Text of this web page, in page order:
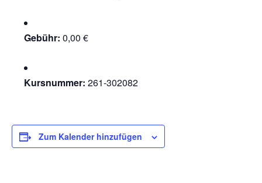
Gebühr: 0,00 €
Kursnummer: 261-302082
Zum Kalender hinzufügen